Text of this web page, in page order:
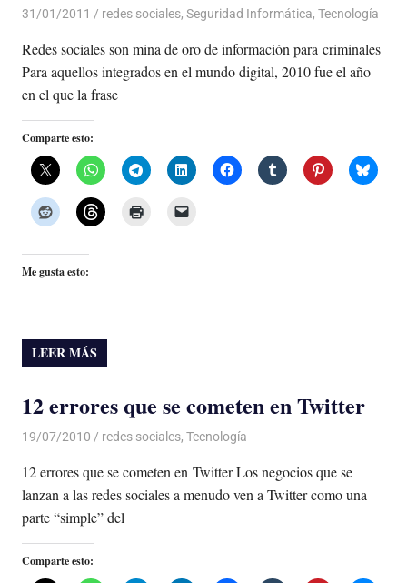
31/01/2011 Luis Castellanos
redes sociales, Seguridad Informática, Tecnología
Redes sociales son mina de oro de información para criminales
Para aquellos integrados en el mundo digital, 2010 fue el año
en el que la frase
Comparte esto:
Me gusta esto:
LEER MÁS
12 errores que se cometen en Twitter
19/07/2010 Luis Castellanos
redes sociales, Tecnología
12 errores que se cometen en Twitter Los negocios que se
lanzan a las redes sociales a menudo ven a Twitter como una
parte “simple” del
Comparte esto: